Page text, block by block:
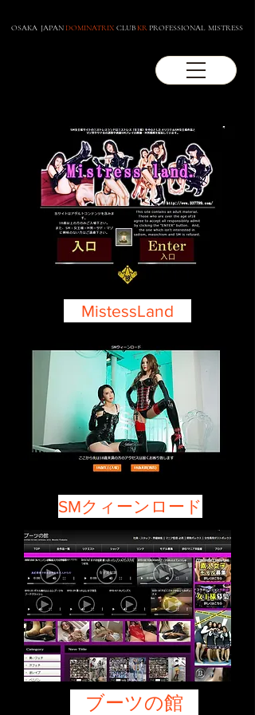
OSAKA JAPANDOMINATRIX CLUBKRPROFESSIONAL MISTRESS
MistessLand
SMクィーンロード
ブーツの館